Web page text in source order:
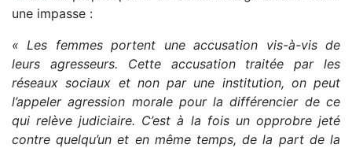
une impasse :
« Les femmes portent une accusation vis-à-vis de
leurs agresseurs. Cette accusation traitée par les
réseaux sociaux et non par une institution, on peut
l’appeler agression morale pour la différencier de ce
qui relève judiciaire. C’est à la fois un opprobre jeté
contre quelqu’un et en même temps, de la part de la